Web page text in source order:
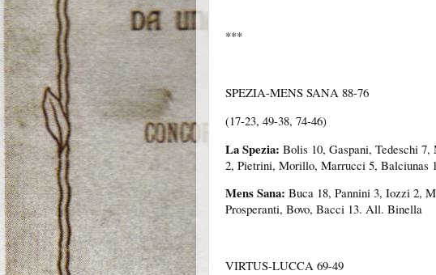
***
SPEZIA-MENS SANA 88-76
(17-23, 49-38, 74-46)
La Spezia: Bolis 10, Gaspani, Tedeschi
2, Pietrini, Morillo, Marrucci 5, Balciunas
Mens Sana: Buca 18, Pannini 3, Iozzi 2,
Prosperanti, Bovo, Bacci 13. All. Binella
VIRTUS-LUCCA 69-49